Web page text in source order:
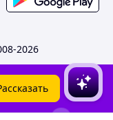
2026